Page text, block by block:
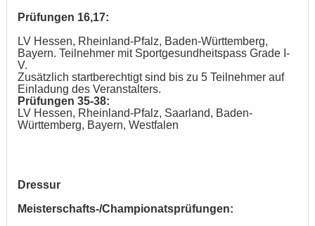
Prüfungen 16,17:
LV Hessen, Rheinland-Pfalz, Baden-Württemberg,
Bayern. Teilnehmer mit Sportgesundheitspass Grade I-
V.
Zusätzlich startberechtigt sind bis zu 5 Teilnehmer auf
Einladung des Veranstalters.
Prüfungen 35-38:
LV Hessen, Rheinland-Pfalz, Saarland, Baden-
Württemberg, Bayern, Westfalen
Dressur
Meisterschafts-/Championatsprüfungen: